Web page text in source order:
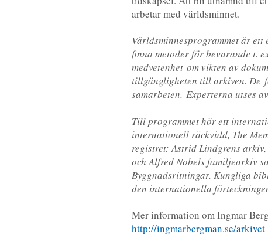
arbetar med världsminnet.
Världsminnesprogrammet är ett
finna metoder för bevarande t.
medvetenhet om vikten av
tillgängligheten till arkiven. De
samarbeten. Experterna utses
Till programmet hör ett
internationell räckvidd, The
registret: Astrid Lindgrens
och Alfred Nobels familjearkiv
Byggnadsritningar. Kungliga
den internationella
Mer information om Ingmar
http://ingmarbergman.se/arkivet